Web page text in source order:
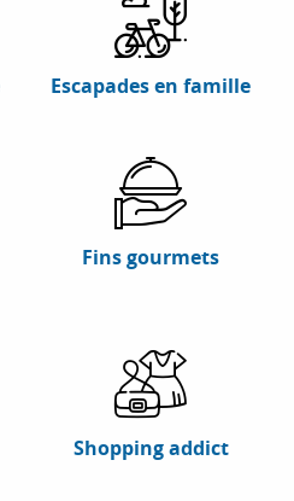
Escapades en famille
Fins gourmets
Shopping addict